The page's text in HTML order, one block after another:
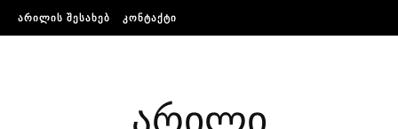
Skip to content
ᲐᲠᲘᲚᲘᲡ ᲨᲔᲡᲐᲮᲔᲑ ᲙᲝᲜᲢᲐᲥᲢᲘ
არილი